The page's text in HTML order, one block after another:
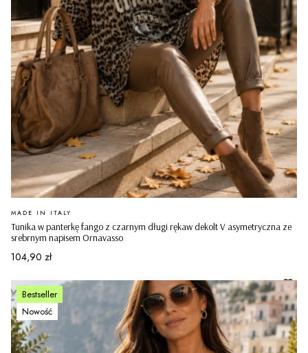
Tunika w panterkę fango z czarnym długi rękaw dekolt V asymetryczna ze
srebrnym napisem Ornavasso
PRODUCENT
MADE IN ITALY
Cena
104,90 zł
Bestseller
Nowość